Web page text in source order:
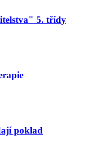
5. třídy
poklad